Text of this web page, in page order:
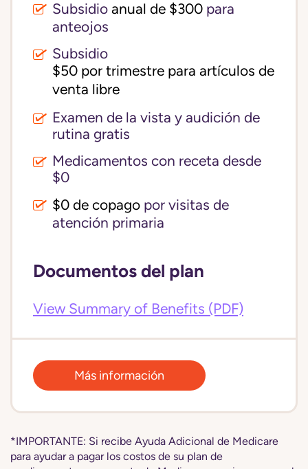
Subsidio anual de $300 para
anteojos
Subsidio
$50 por trimestre para artículos de
venta libre
Examen de la vista y audición de
rutina gratis
Medicamentos con receta desde
$0
$0 de copago por visitas de
atención primaria
Documentos del plan
View Summary of Benefits (PDF)
Más información
*IMPORTANTE: Si recibe Ayuda Adicional de Medicare
para ayudar a pagar los costos de su plan de